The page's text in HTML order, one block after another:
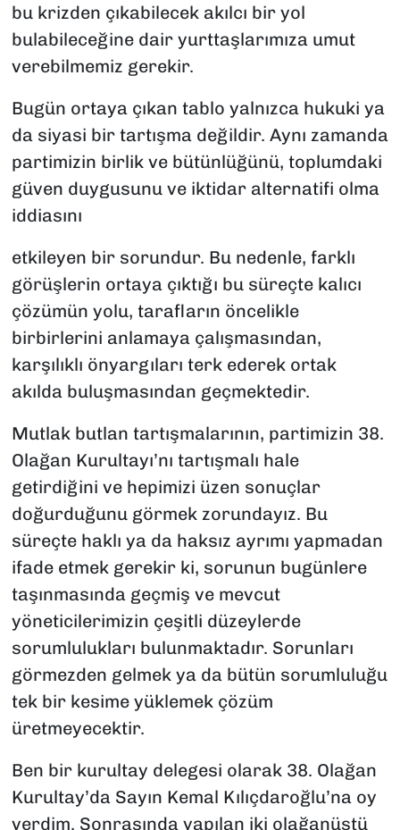
bu krizden çıkabilecek akılcı bir yol
bulabileceğine dair yurttaşlarımıza umut
verebilmemiz gerekir.
Bugün ortaya çıkan tablo yalnızca hukuki ya
da siyasi bir tartışma değildir. Aynı zamanda
partimizin birlik ve bütünlüğünü, toplumdaki
güven duygusunu ve iktidar alternatifi olma
iddiasını
etkileyen bir sorundur. Bu nedenle, farklı
görüşlerin ortaya çıktığı bu süreçte kalıcı
çözümün yolu, tarafların öncelikle
birbirlerini anlamaya çalışmasından,
karşılıklı önyargıları terk ederek ortak
akılda buluşmasından geçmektedir.
Mutlak butlan tartışmalarının, partimizin 38.
Olağan Kurultayı’nı tartışmalı hale
getirdiğini ve hepimizi üzen sonuçlar
doğurduğunu görmek zorundayız. Bu
süreçte haklı ya da haksız ayrımı yapmadan
ifade etmek gerekir ki, sorunun bugünlere
taşınmasında geçmiş ve mevcut
yöneticilerimizin çeşitli düzeylerde
sorumlulukları bulunmaktadır. Sorunları
görmezden gelmek ya da bütün sorumluluğu
tek bir kesime yüklemek çözüm
üretmeyecektir.
Ben bir kurultay delegesi olarak 38. Olağan
Kurultay’da Sayın Kemal Kılıçdaroğlu’na oy
verdim. Sonrasında yapılan iki olağanüstü